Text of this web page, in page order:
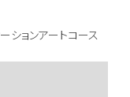
ションアートコース